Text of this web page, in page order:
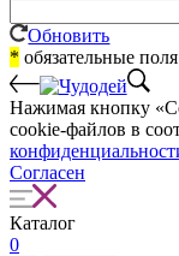
Обновить
* обязательные
Нажимая кнопку
cookie-файлов в
Согласен
Каталог
0